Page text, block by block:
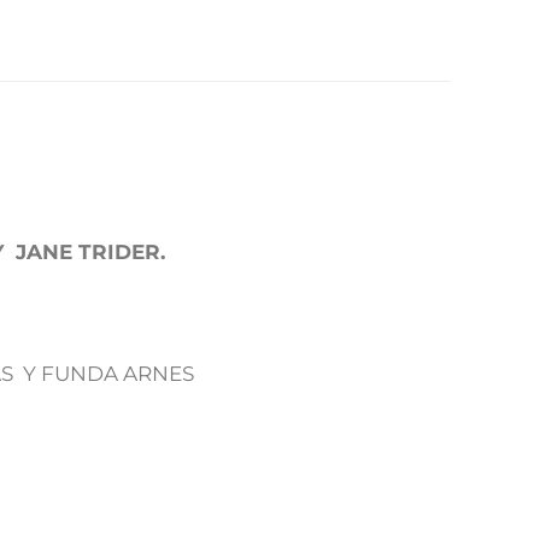
JANE TRIDER.
Y FUNDA ARNES